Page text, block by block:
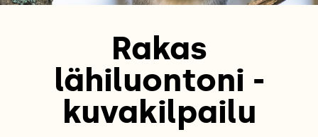
Rakas
lähiluontoni -
kuvakilpailu